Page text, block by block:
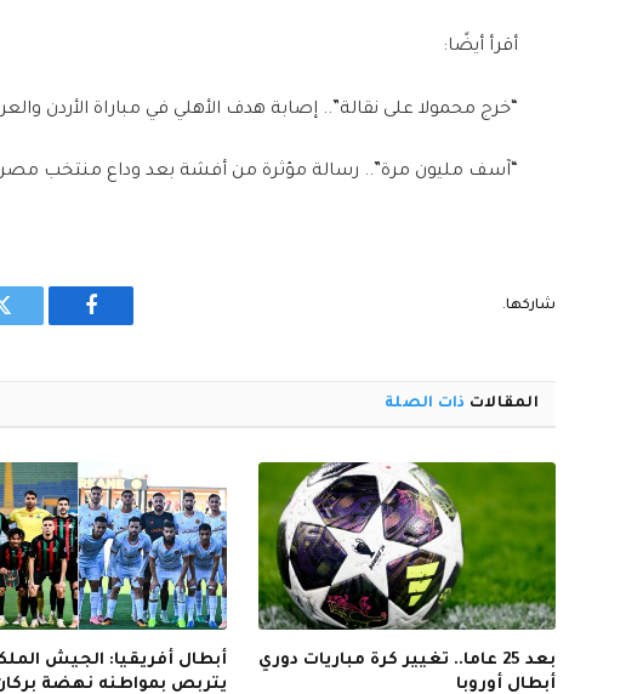
أقرأ أيضًا:
“خرج محمولا على نقالة”.. إصابة هدف الأهلي في مباراة الأردن
“آسف مليون مرة”.. رسالة مؤثرة من أفشة بعد وداع منتخب
شاركها.
فيسبوك
المقالات ذات الصلة
بعد 25 عاما.. تغيير كرة مباريات دوري
أبطال أوروبا
أبطال أفريقيا: الجيش
يتربص بمواطنه نهضة